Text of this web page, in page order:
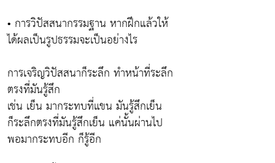
• การวิปัสสนากรรมฐาน หากฝึกแล้วให้
ได้ผลเป็นรูปธรรมจะเป็นอย่างไร
การเจริญวิปัสสนาก็ระลึก ทำหน้าที่ระลึก
ตรงที่มันรู้สึก
เช่น เย็น มากระทบที่แขน มันรู้สึกเย็น
ก็ระลึกตรงที่มันรู้สึกเย็น แค่นั้นผ่านไป
พอมากระทบอีก ก็รู้อีก